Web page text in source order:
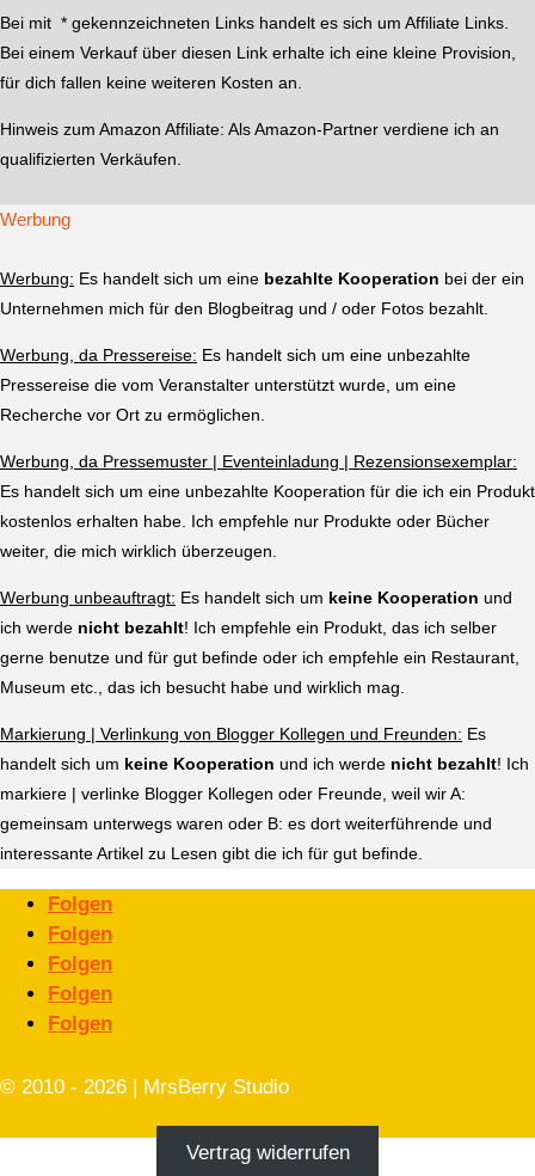
Bei mit * gekennzeichneten Links handelt es sich um Affiliate Links.
Bei einem Verkauf über diesen Link erhalte ich eine kleine Provision,
für dich fallen keine weiteren Kosten an.
Hinweis zum Amazon Affiliate: Als Amazon-Partner verdiene ich an
qualifizierten Verkäufen.
Werbung
Werbung: Es handelt sich um eine bezahlte Kooperation bei der ein
Unternehmen mich für den Blogbeitrag und / oder Fotos bezahlt.
Werbung, da Pressereise: Es handelt sich um eine unbezahlte
Pressereise die vom Veranstalter unterstützt wurde, um eine
Recherche vor Ort zu ermöglichen.
Werbung, da Pressemuster | Eventeinladung | Rezensionsexemplar:
Es handelt sich um eine unbezahlte Kooperation für die ich ein Produkt
kostenlos erhalten habe. Ich empfehle nur Produkte oder Bücher
weiter, die mich wirklich überzeugen.
Werbung unbeauftragt: Es handelt sich um keine Kooperation und
ich werde nicht bezahlt! Ich empfehle ein Produkt, das ich selber
gerne benutze und für gut befinde oder ich empfehle ein Restaurant,
Museum etc., das ich besucht habe und wirklich mag.
Markierung | Verlinkung von Blogger Kollegen und Freunden: Es
handelt sich um keine Kooperation und ich werde nicht bezahlt! Ich
markiere | verlinke Blogger Kollegen oder Freunde, weil wir A:
gemeinsam unterwegs waren oder B: es dort weiterführende und
interessante Artikel zu Lesen gibt die ich für gut befinde.
Folgen
Folgen
Folgen
Folgen
Folgen
© 2010 - 2026 | MrsBerry Studio
Vertrag widerrufen